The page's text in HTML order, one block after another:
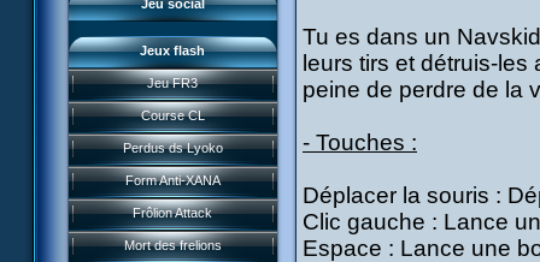
Jeu social
Jeux flash
Jeu FR3
Course CL
Perdus ds Lyoko
Form Anti-XANA
Frôlion Attack
Mort des frelions
Tu es dans un
leurs tirs et détruis-
peine de perdre de la
- Touches :
Déplacer la souris :
Clic gauche : Lance
Espace : Lance une